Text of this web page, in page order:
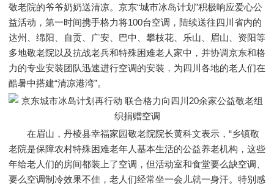
敬老院的爷爷奶奶送清凉。京东“城市冰岛计划”积极响应爱心公
益活动，第一时间携手格力将100台空调，陆续送往四川省内的
达州、绵阳、自贡、广安、巴中、攀枝花、乐山、眉山、资阳等
多地敬老院以及抗战老兵和特殊困难老人家中，并协调京东和格
力的专业安装团队迅速进行空调的安装，为四川各地的老人们在
酷暑中搭建“清凉港湾”。
在眉山，丹棱县幸福家园敬老院院长黄科文表示，“乡镇敬
老院是保障农村特殊困难老年人基本生活的公益养老机构，这些
年给老人们的房间都装上了空调，但活动室和食堂要么缺空调、
要么空调制冷效果不佳，老人们经常坐一会儿就一身汗。特别感